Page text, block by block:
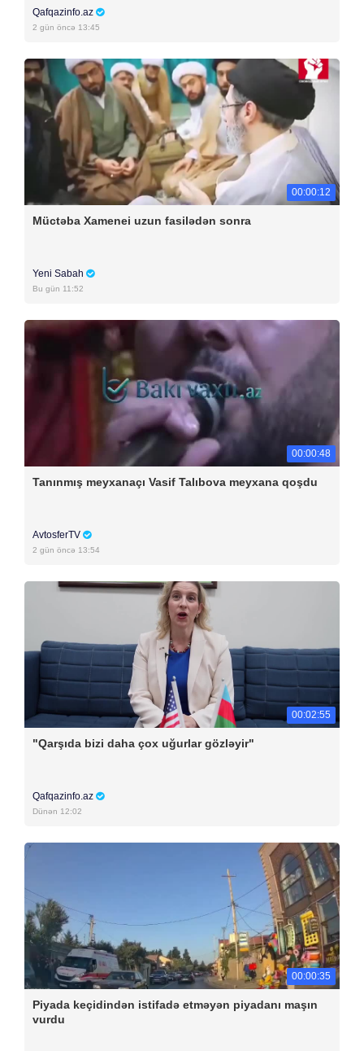
Qafqazinfo.az
2 gün öncə 13:45
00:00:12
Müctəba Xamenei uzun fasilədən sonra
Yeni Sabah
Bu gün 11:52
00:00:48
Tanınmış meyxanaçı Vasif Talıbova meyxana qoşdu
AvtosferTV
2 gün öncə 13:54
00:02:55
"Qarşıda bizi daha çox uğurlar gözləyir"
Qafqazinfo.az
Dünən 12:02
00:00:35
Piyada keçidindən istifadə etməyən piyadanı maşın
vurdu